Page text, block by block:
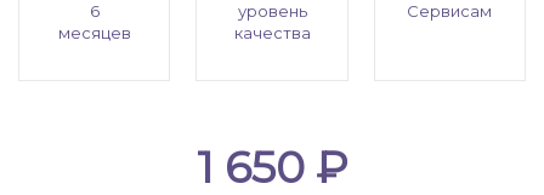
6
месяцев
уровень
качества
Сервисам
1 650 ₽